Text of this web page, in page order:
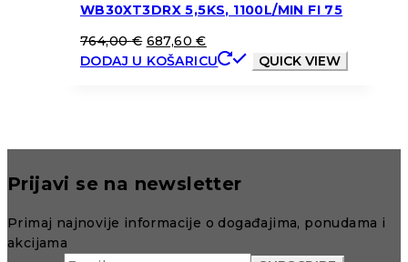
WB30XT3DRX 5,5KS, 1100L/MIN FI 75
764,00€ 687,60€
DODAJ U KOŠARICU
QUICK VIEW
Prijavi se na newsletter
Primaj najnovije informacije o događajima, ponudama i
akcijama